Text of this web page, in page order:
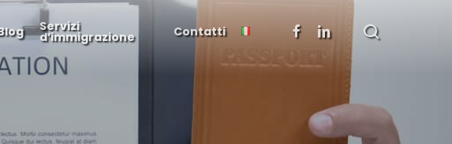
Servizi
d’immigrazione Contatti facebooklinkedin search